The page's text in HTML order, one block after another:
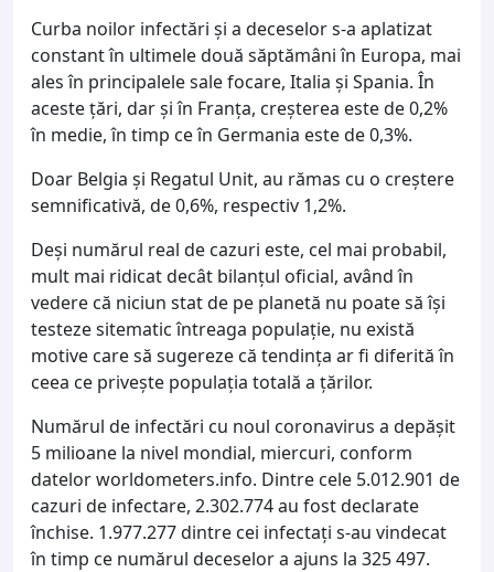
Curba noilor infectări şi a deceselor s-a aplatizat
constant în ultimele două săptămâni în Europa, mai
ales în principalele sale focare, Italia şi Spania. În
aceste ţări, dar şi în Franţa, creşterea este de 0,2%
în medie, în timp ce în Germania este de 0,3%.
Doar Belgia şi Regatul Unit, au rămas cu o creştere
semnificativă, de 0,6%, respectiv 1,2%.
Deşi numărul real de cazuri este, cel mai probabil,
mult mai ridicat decât bilanţul oficial, având în
vedere că niciun stat de pe planetă nu poate să îşi
testeze sitematic întreaga populaţie, nu există
motive care să sugereze că tendinţa ar fi diferită în
ceea ce priveşte populaţia totală a ţărilor.
Numărul de infectări cu noul coronavirus a depășit
5 milioane la nivel mondial, miercuri, conform
datelor worldometers.info. Dintre cele 5.012.901 de
cazuri de infectare, 2.302.774 au fost declarate
închise. 1.977.277 dintre cei infectaţi s-au vindecat
în timp ce numărul deceselor a ajuns la 325 497.